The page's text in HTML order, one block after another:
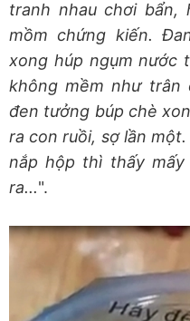
tranh nhau chơi bẩn,
mồm chứng kiến.
xong húp ngụm nước
không mềm như trân
đen tưởng búp chè
ra con ruồi, sợ lần
nắp hộp thì thấy
ra...".